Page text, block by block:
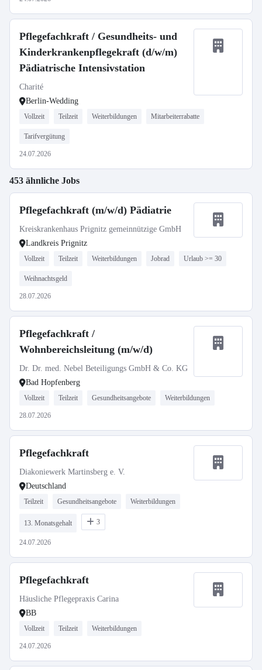
Pflegefachkraft / Gesundheits- und
Kinderkrankenpflegekraft (d/w/m)
Pädiatrische Intensivstation
Charité
Berlin-Wedding
Vollzeit Teilzeit Weiterbildungen Mitarbeiterrabatte
Tarifvergütung
24.07.2026
453 ähnliche Jobs
Pflegefachkraft (m/w/d) Pädiatrie
Kreiskrankenhaus Prignitz gemeinnützige GmbH
Landkreis Prignitz
Vollzeit Teilzeit Weiterbildungen Jobrad Urlaub >= 30
Weihnachtsgeld
28.07.2026
Pflegefachkraft /
Wohnbereichsleitung (m/w/d)
Dr. Dr. med. Nebel Beteiligungs GmbH & Co. KG
Bad Hopfenberg
Vollzeit Teilzeit Gesundheitsangebote Weiterbildungen
28.07.2026
Pflegefachkraft
Diakoniewerk Martinsberg e. V.
Deutschland
Teilzeit Gesundheitsangebote Weiterbildungen
13. Monatsgehalt 3
24.07.2026
Pflegefachkraft
Häusliche Pflegepraxis Carina
BB
Vollzeit Teilzeit Weiterbildungen
24.07.2026